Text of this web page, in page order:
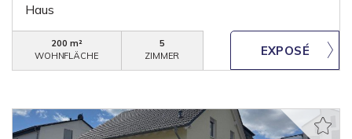
Haus
200 m²
WOHNFLÄCHE
5
ZIMMER